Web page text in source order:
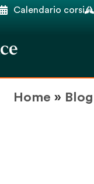
Calendario corsi
Home » Blog